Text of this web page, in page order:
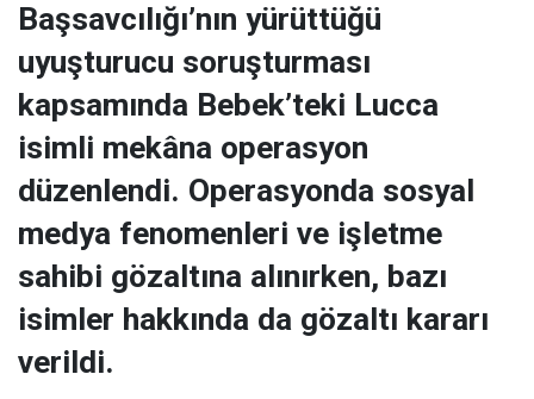
Başsavcılığı’nın yürüttüğü
uyuşturucu soruşturması
kapsamında Bebek’teki Lucca
isimli mekâna operasyon
düzenlendi. Operasyonda sosyal
medya fenomenleri ve işletme
sahibi gözaltına alınırken, bazı
isimler hakkında da gözaltı kararı
verildi.